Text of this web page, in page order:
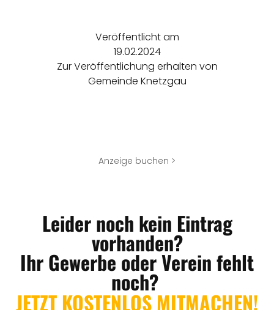
Veröffentlicht am
19.02.2024
Zur Veröffentlichung erhalten von
Gemeinde Knetzgau
Anzeige buchen >
Leider noch kein Eintrag
vorhanden?
Ihr Gewerbe oder Verein fehlt
noch?
JETZT KOSTENLOS MITMACHEN!